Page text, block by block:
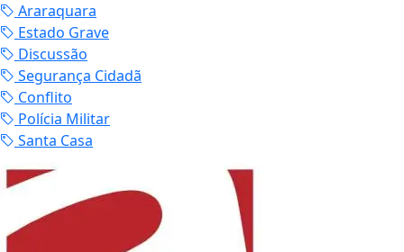
Araraquara
Estado Grave
Discussão
Segurança Cidadã
Conflito
Polícia Militar
Santa Casa